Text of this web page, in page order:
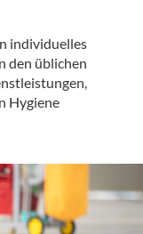
individuelles
den üblichen
Hygiene